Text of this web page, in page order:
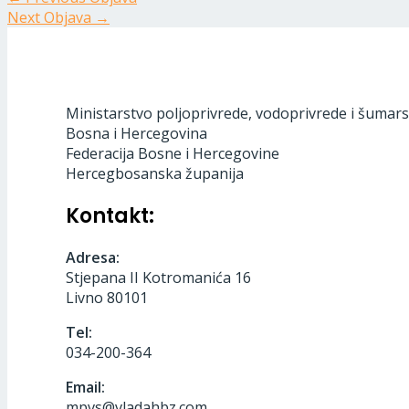
Next Objava →
Ministarstvo poljoprivrede, vodoprivrede i
Bosna i Hercegovina
Federacija Bosne i Hercegovine
Hercegbosanska županija
Kontakt:
Adresa:
Stjepana II Kotromanića 16
Livno 80101
Tel:
034-200-364
Email: